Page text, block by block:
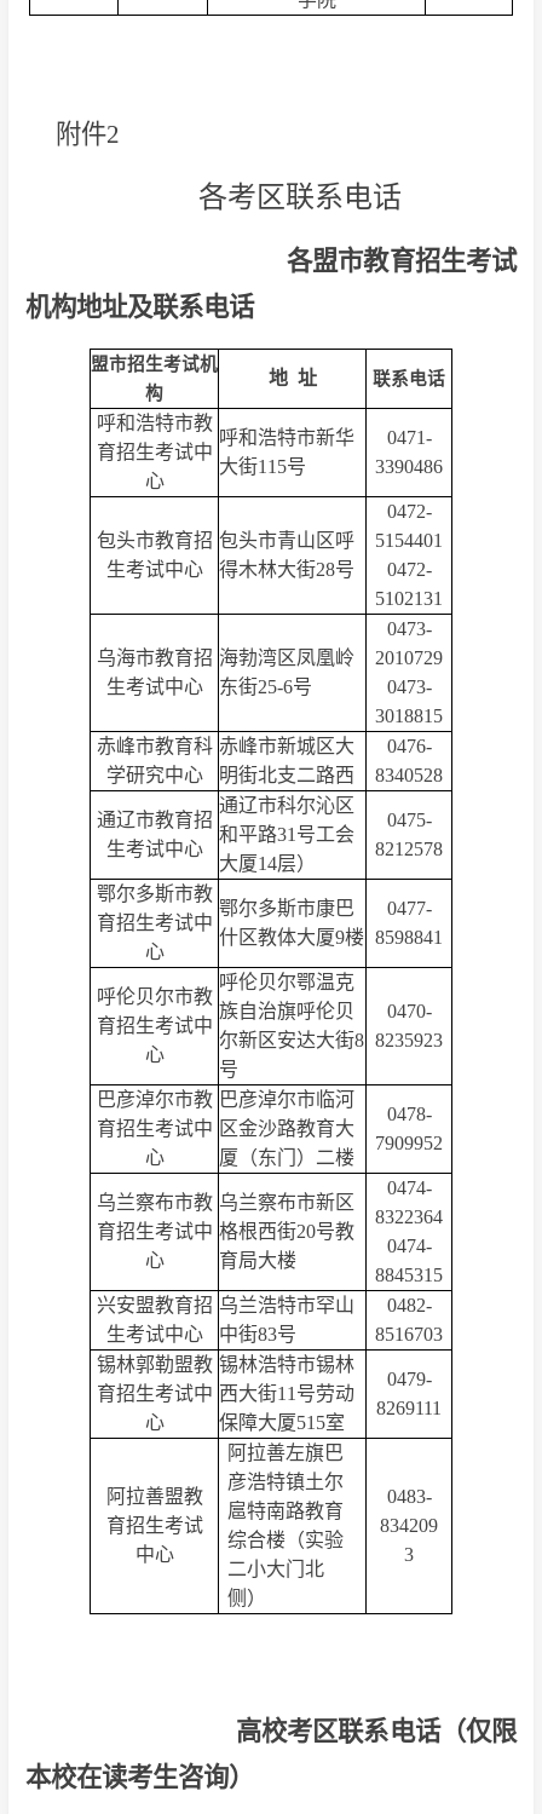
附件2
各考区联系电话
各盟市教育招生考试
机构地址及联系电话
盟市招生考试机
构
地 址 联系电话
呼和浩特市教
育招生考试中
心
呼和浩特市新华
大街115号
0471-
3390486
包头市教育招
生考试中心
包头市青山区呼
得木林大街28号
0472-
5154401
0472-
5102131
乌海市教育招
生考试中心
海勃湾区凤凰岭
东街25-6号
0473-
2010729
0473-
3018815
赤峰市教育科
学研究中心
赤峰市新城区大
明街北支二路西
0476-
8340528
通辽市教育招
生考试中心
通辽市科尔沁区
和平路31号工会
大厦14层）
0475-
8212578
鄂尔多斯市教
育招生考试中
心
鄂尔多斯市康巴
什区教体大厦9楼
0477-
8598841
呼伦贝尔市教
育招生考试中
心
呼伦贝尔鄂温克
族自治旗呼伦贝
尔新区安达大街8
号
0470-
8235923
巴彦淖尔市教
育招生考试中
心
巴彦淖尔市临河
区金沙路教育大
厦（东门）二楼
0478-
7909952
乌兰察布市教
育招生考试中
心
乌兰察布市新区
格根西街20号教
育局大楼
0474-
8322364
0474-
8845315
兴安盟教育招
生考试中心
乌兰浩特市罕山
中街83号
0482-
8516703
锡林郭勒盟教
育招生考试中
心
锡林浩特市锡林
西大街11号劳动
保障大厦515室
0479-
8269111
阿拉善盟教
育招生考试
中心
阿拉善左旗巴
彦浩特镇土尔
扈特南路教育
综合楼（实验
二小大门北
侧）
0483-
834209
3
高校考区联系电话（仅限
本校在读考生咨询）